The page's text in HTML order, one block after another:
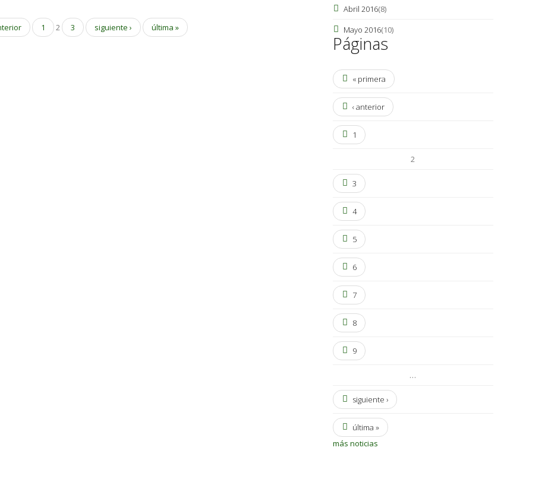
1 2 3 siguiente › última »
Abril 2016(8)
Mayo 2016(10)
Páginas
« primera
‹ anterior
1
2
3
4
5
6
7
8
9
…
siguiente ›
última »
más noticias